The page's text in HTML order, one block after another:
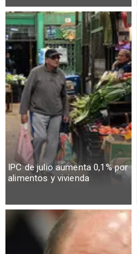
IPC de julio aumenta 0,1% por
alimentos y vivienda